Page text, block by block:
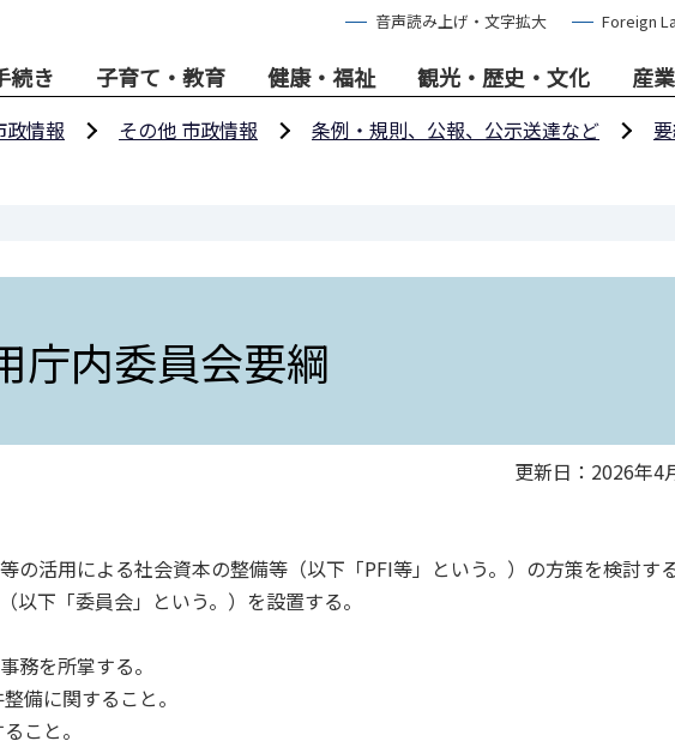
音声読み上げ・文字拡大 Foreign
続き 子育て・教育 健康・福祉 観光・歴史・文化 産
政情報 その他 市政情報 条例・規則、公報、公示送達など
庁内委員会要綱
更新日：2026年4
活用による社会資本の整備等（以下「PFI等」という。）の方策を検討す
以下「委員会」という。）を設置する。
を所掌する。
備に関すること。
こと。